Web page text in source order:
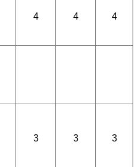
4 4 4
3 3 3